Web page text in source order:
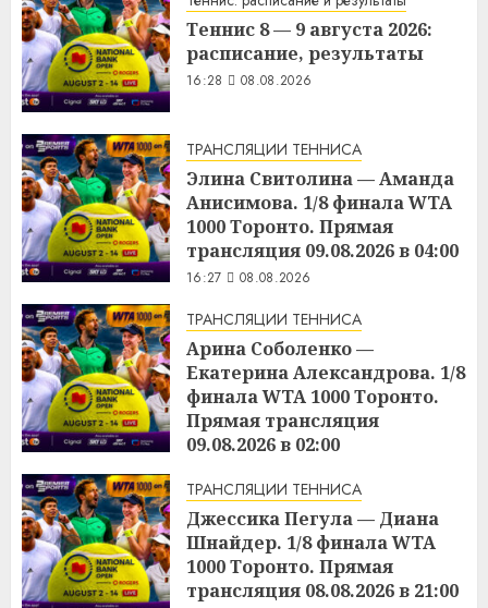
Теннис 8 — 9 августа 2026:
расписание, результаты
16:28 08.08.2026
ТРАНСЛЯЦИИ ТЕННИСА
Элина Свитолина — Аманда
Анисимова. 1/8 финала WTA
1000 Торонто. Прямая
трансляция 09.08.2026 в 04:00
16:27 08.08.2026
ТРАНСЛЯЦИИ ТЕННИСА
Арина Соболенко —
Екатерина Александрова. 1/8
финала WTA 1000 Торонто.
Прямая трансляция
09.08.2026 в 02:00
ТРАНСЛЯЦИИ ТЕННИСА
Джессика Пегула — Диана
Шнайдер. 1/8 финала WTA
1000 Торонто. Прямая
трансляция 08.08.2026 в 21:00